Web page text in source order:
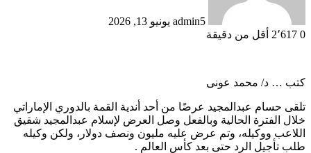
admin5 يونيو 13, 2026
0
أقل من دقيقة
كتب … د/ محمد عونى
تلقى حسام عبدالمجيد عرضًا من أحد أندية القمة بالدوري الإماراتي
خلال الفترة الحالية وبالفعل وصل العرض لإسلام عبدالمجيد شقيق
اللاعب ووكيله، وتم عرض عليه مليون ونصف دولار، ولكن وكيله
طلب تأجيل الرد حتى بعد كأس العالم .